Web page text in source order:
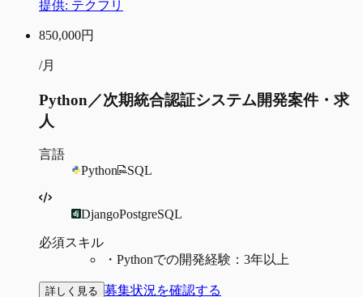
提供: テクフリ
850,000円
/月
Python／次期統合認証システム開発案件・求
人
言語
Python
SQL
DjangoPostgreSQL
必須スキル
・ Pythonでの開発経験：3年以上
詳しく見る 募集状況を確認する